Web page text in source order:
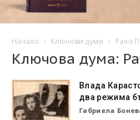
Начало Ключови думи Рачо
Ключова дума:
Влада
два режима
Габриела